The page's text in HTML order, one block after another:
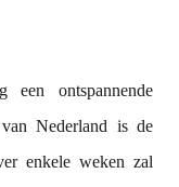
ontspannende
Nederland is de
enkele weken zal